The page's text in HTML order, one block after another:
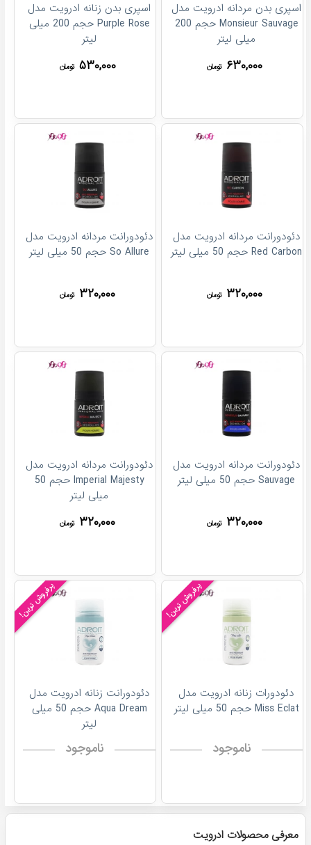
اسپری بدن مردانه ادرویت مدل
Monsieur Sauvage حجم 200
میلی لیتر
۶۳۰,۰۰۰ تومان
اسپری بدن زنانه ادرویت مدل
Purple Rose حجم 200 میلی
لیتر
۵۳۰,۰۰۰ تومان
دئودورانت مردانه ادرویت مدل
Red Carbon حجم 50 میلی لیتر
۳۲۰,۰۰۰ تومان
دئودورانت مردانه ادرویت مدل
So Allure حجم 50 میلی لیتر
۳۲۰,۰۰۰ تومان
دئودورانت مردانه ادرویت مدل
Sauvage حجم 50 میلی لیتر
۳۲۰,۰۰۰ تومان
دئودورانت مردانه ادرویت مدل
Imperial Majesty حجم 50
میلی لیتر
۳۲۰,۰۰۰ تومان
پرفروش ترین!
دئودورات زنانه ادرویت مدل
Miss Eclat حجم 50 میلی لیتر
ناموجود
پرفروش ترین!
دئودورانت زنانه ادرویت مدل
Aqua Dream حجم 50 میلی
لیتر
ناموجود
معرفی محصولات ادرویت